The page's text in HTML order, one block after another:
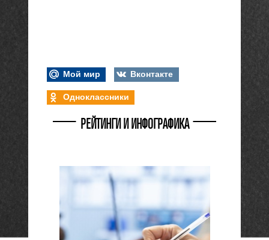
Мой мир
Вконтакте
Одноклассники
РЕЙТИНГИ И ИНФОГРАФИКА